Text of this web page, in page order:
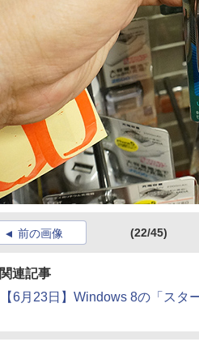
前の画像 (22/45)
関連記事
【6月23日】Windows 8の「ス